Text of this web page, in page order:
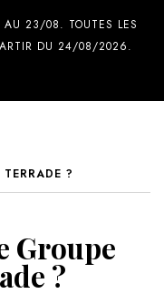
AU 23/08. TOUTES LES
DU 24/08/2026.
?
Groupe
?